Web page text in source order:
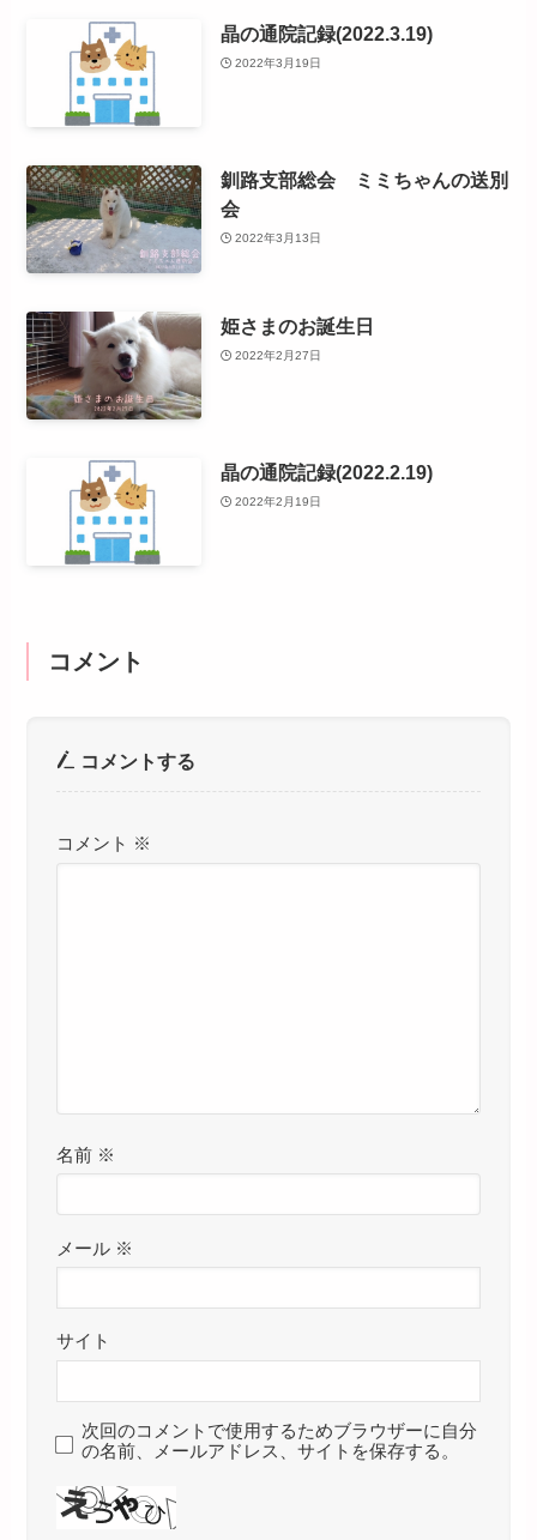
晶の通院記録(2022.3.19)
2022年3月19日
釧路支部総会 ミミちゃんの送別
会
2022年3月13日
姫さまのお誕生日
2022年2月27日
晶の通院記録(2022.2.19)
2022年2月19日
コメント
コメントする
コメント ※
名前 ※
メール ※
サイト
次回のコメントで使用するためブラウザーに自分
の名前、メールアドレス、サイトを保存する。